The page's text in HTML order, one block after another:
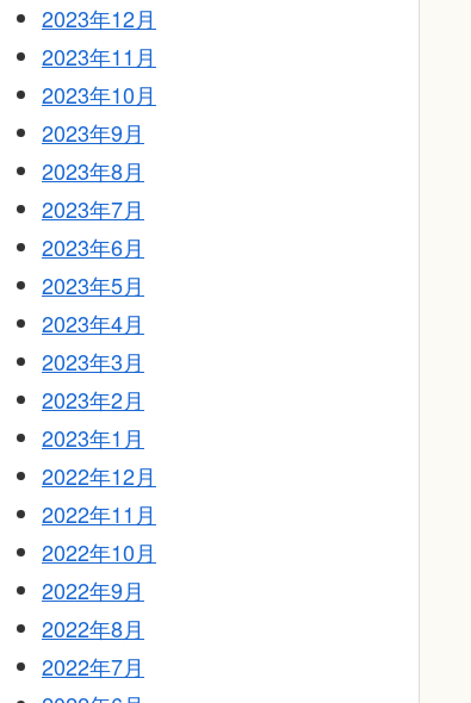
2023年12月
2023年11月
2023年10月
2023年9月
2023年8月
2023年7月
2023年6月
2023年5月
2023年4月
2023年3月
2023年2月
2023年1月
2022年12月
2022年11月
2022年10月
2022年9月
2022年8月
2022年7月